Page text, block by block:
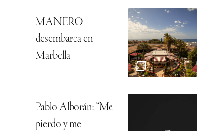
MANERO
desembarca en
Marbella
Pablo Alborán: “Me
pierdo y me